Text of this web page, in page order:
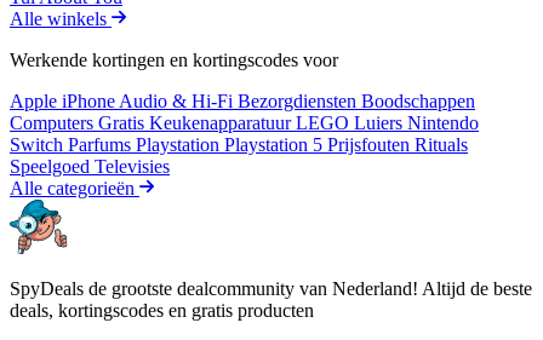
Alle winkels
Werkende kortingen en kortingscodes voor
Apple iPhone Audio & Hi-Fi Bezorgdiensten Boodschappen
Computers Gratis KeukenapparatuurLEGO Luiers Nintendo
Switch Parfums Playstation Playstation 5 Prijsfouten Rituals
Speelgoed Televisies
Alle categorieën
SpyDeals de grootste dealcommunity van Nederland! Altijd de beste
deals, kortingscodes en gratis producten